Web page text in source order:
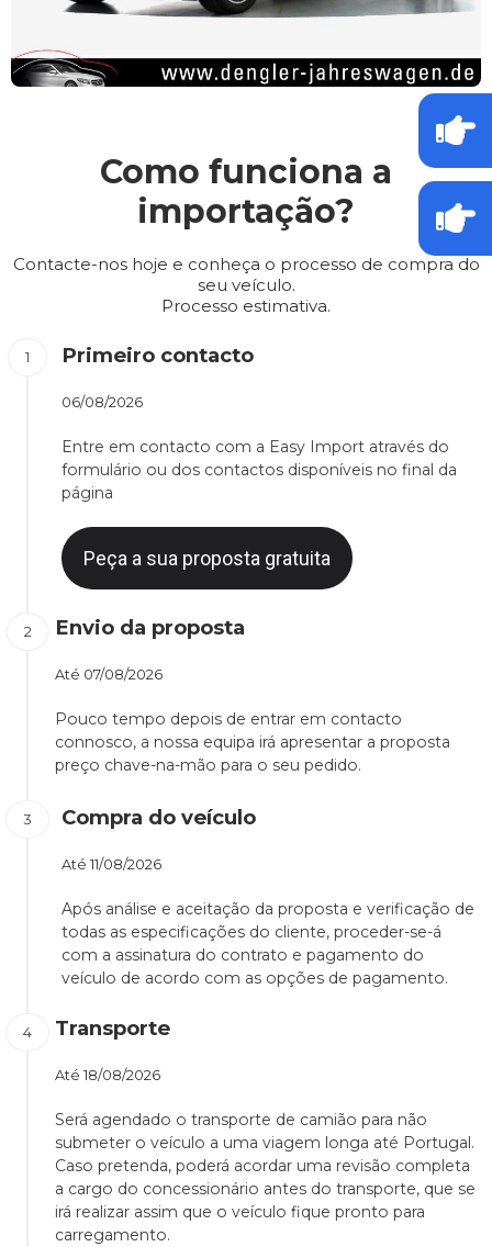
Como funciona a
importação?
Contacte-nos hoje e conheça o processo de compra do
seu veículo.
Processo estimativa.
Primeiro contacto
06/08/2026
Entre em contacto com a Easy Import através do
formulário ou dos contactos disponíveis no final da
página
Peça a sua proposta gratuita
Envio da proposta
Até 07/08/2026
Pouco tempo depois de entrar em contacto
connosco, a nossa equipa irá apresentar a proposta
preço chave-na-mão para o seu pedido.
Compra do veículo
Até 11/08/2026
Após análise e aceitação da proposta e verificação de
todas as especificações do cliente, proceder-se-á
com a assinatura do contrato e pagamento do
veículo de acordo com as opções de pagamento.
Transporte
Até 18/08/2026
Será agendado o transporte de camião para não
submeter o veículo a uma viagem longa até Portugal.
Caso pretenda, poderá acordar uma revisão completa
a cargo do concessionário antes do transporte, que se
irá realizar assim que o veículo fique pronto para
carregamento.